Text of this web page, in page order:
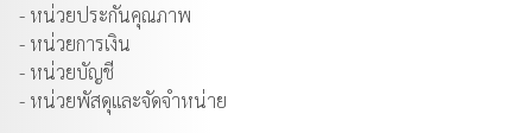
- หน่วยประกันคุณภาพ
- หน่วยการเงิน
- หน่วยบัญชี
- หน่วยพัสดุและจัดจำหน่าย